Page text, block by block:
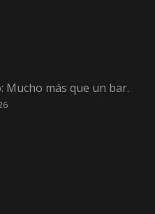
Mucho más que un bar.